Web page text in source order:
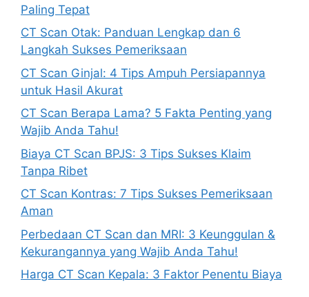
Paling Tepat
CT Scan Otak: Panduan Lengkap dan 6
Langkah Sukses Pemeriksaan
CT Scan Ginjal: 4 Tips Ampuh Persiapannya
untuk Hasil Akurat
CT Scan Berapa Lama? 5 Fakta Penting yang
Wajib Anda Tahu!
Biaya CT Scan BPJS: 3 Tips Sukses Klaim
Tanpa Ribet
CT Scan Kontras: 7 Tips Sukses Pemeriksaan
Aman
Perbedaan CT Scan dan MRI: 3 Keunggulan &
Kekurangannya yang Wajib Anda Tahu!
Harga CT Scan Kepala: 3 Faktor Penentu Biaya